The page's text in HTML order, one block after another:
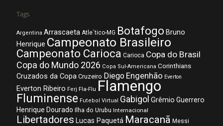
Tags
Argentina Arrascaeta Atle´tico-MG Botafogo Bruno
Henrique Campeonato Brasileiro
Campeonato Carioca Carioca Copa do Brasil
Copa do Mundo 2026 Copa Sul-Americana Corinthians
Cruzados da Copa Cruzeiro Diego Engenhão Everton
Everton Ribeiro Ferj Fla-Flu Flamengo
Fluminense Futebol Virtual Gabigol Grêmio Guerrero
Henrique Dourado Ilha do Urubu Internacional
Libertadores Lucas Paquetá Maracanã Messi